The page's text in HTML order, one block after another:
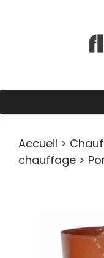
Accueil >
chauffage >